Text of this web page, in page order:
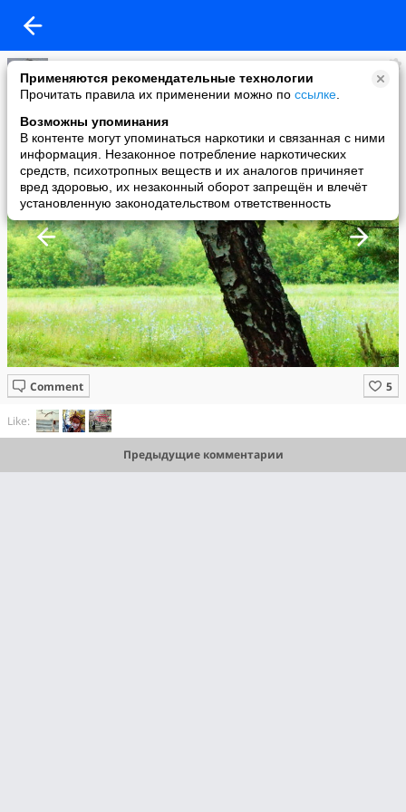
Применяются рекомендательные технологии
Прочитать правила их применении можно по ссылке
Возможны упоминания
В контенте могут упоминаться наркотики и связанная с ними
информация. Незаконное потребление наркотических
средств, психотропных веществ и их аналогов причиняет
вред здоровью, их незаконный оборот запрещён и влечёт
установленную законодательством ответственность
Булат Тухватуллин
added a photo
25 Jul в 06:21
Comment
Like:
Предыдущие комментарии